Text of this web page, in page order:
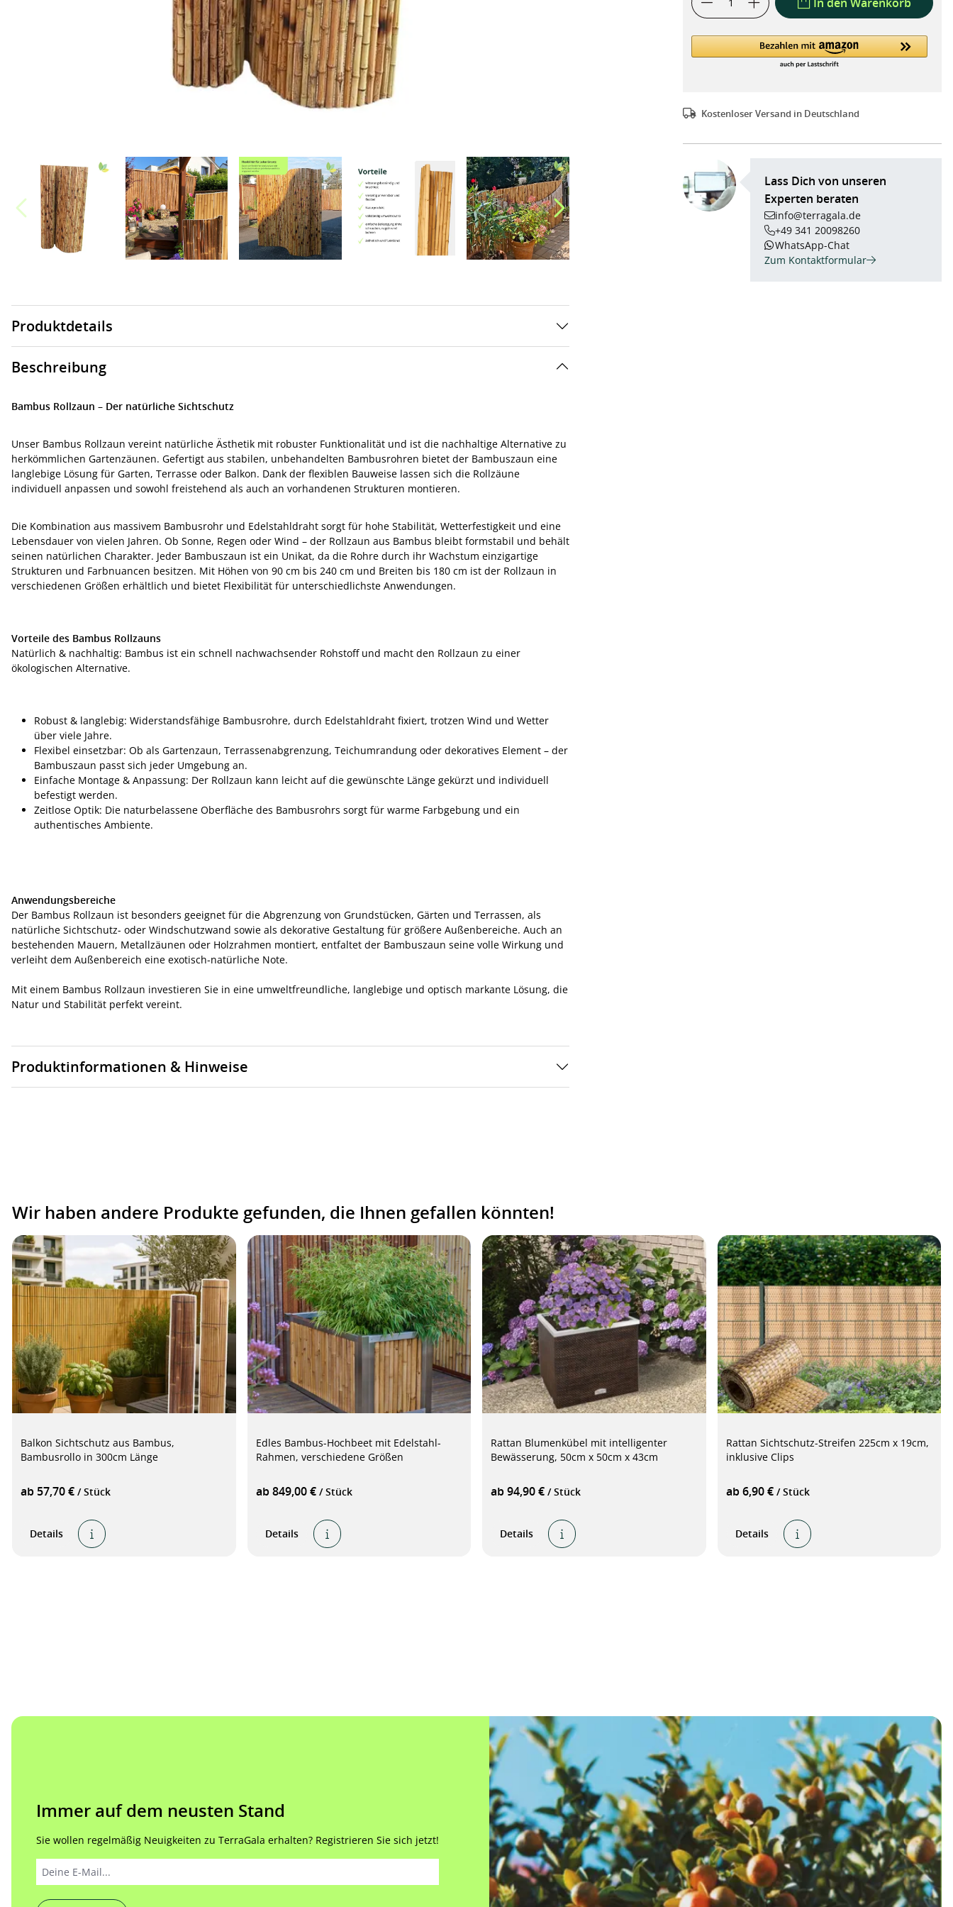
Kostenloser Versand in Deutschland
Lass Dich von unseren
Experten beraten
info@terragala.de
+49 341 20098260
WhatsApp-Chat
Zum Kontaktformular
Produktdetails
Beschreibung
Bambus Rollzaun – Der natürliche Sichtschutz
Unser Bambus Rollzaun vereint natürliche Ästhetik mit robuster Funktionalität und ist die nachhaltige Alternative zu
herkömmlichen Gartenzäunen. Gefertigt aus stabilen, unbehandelten Bambusrohren bietet der Bambuszaun eine
langlebige Lösung für Garten, Terrasse oder Balkon. Dank der flexiblen Bauweise lassen sich die Rollzäune
individuell anpassen und sowohl freistehend als auch an vorhandenen Strukturen montieren.
Die Kombination aus massivem Bambusrohr und Edelstahldraht sorgt für hohe Stabilität, Wetterfestigkeit und eine
Lebensdauer von vielen Jahren. Ob Sonne, Regen oder Wind – der Rollzaun aus Bambus bleibt formstabil und behält
seinen natürlichen Charakter. Jeder Bambuszaun ist ein Unikat, da die Rohre durch ihr Wachstum einzigartige
Strukturen und Farbnuancen besitzen. Mit Höhen von 90 cm bis 240 cm und Breiten bis 180 cm ist der Rollzaun in
verschiedenen Größen erhältlich und bietet Flexibilität für unterschiedlichste Anwendungen.
Vorteile des Bambus Rollzauns
Natürlich & nachhaltig: Bambus ist ein schnell nachwachsender Rohstoff und macht den Rollzaun zu einer
ökologischen Alternative.
Robust & langlebig: Widerstandsfähige Bambusrohre, durch Edelstahldraht fixiert, trotzen Wind und Wetter
über viele Jahre.
Flexibel einsetzbar: Ob als Gartenzaun, Terrassenabgrenzung, Teichumrandung oder dekoratives Element – der
Bambuszaun passt sich jeder Umgebung an.
Einfache Montage & Anpassung: Der Rollzaun kann leicht auf die gewünschte Länge gekürzt und individuell
befestigt werden.
Zeitlose Optik: Die naturbelassene Oberfläche des Bambusrohrs sorgt für warme Farbgebung und ein
authentisches Ambiente.
Anwendungsbereiche
Der Bambus Rollzaun ist besonders geeignet für die Abgrenzung von Grundstücken, Gärten und Terrassen, als
natürliche Sichtschutz- oder Windschutzwand sowie als dekorative Gestaltung für größere Außenbereiche. Auch an
bestehenden Mauern, Metallzäunen oder Holzrahmen montiert, entfaltet der Bambuszaun seine volle Wirkung und
verleiht dem Außenbereich eine exotisch-natürliche Note.
Mit einem Bambus Rollzaun investieren Sie in eine umweltfreundliche, langlebige und optisch markante Lösung, die
Natur und Stabilität perfekt vereint.
Produktinformationen & Hinweise
Wir haben andere Produkte gefunden, die Ihnen gefallen könnten!
Balkon Sichtschutz aus Bambus,
Bambusrollo in 300cm Länge
ab 57,70 € / Stück
Details
Edles Bambus-Hochbeet mit Edelstahl-
Rahmen, verschiedene Größen
ab 849,00 € / Stück
Details
Rattan Blumenkübel mit intelligenter
Bewässerung, 50cm x 50cm x 43cm
ab 94,90 € / Stück
Details
Rattan Sichtschutz-Streifen 225cm x 19cm,
inklusive Clips
ab 6,90 € / Stück
Details
Immer auf dem neusten Stand
Sie wollen regelmäßig Neuigkeiten zu TerraGala erhalten? Registrieren Sie sich jetzt!